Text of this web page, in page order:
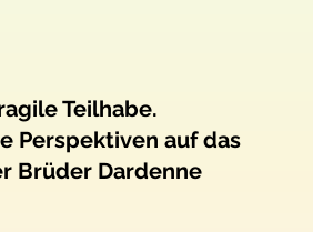
Teilhabe.
Perspektiven auf das
Brüder Dardenne